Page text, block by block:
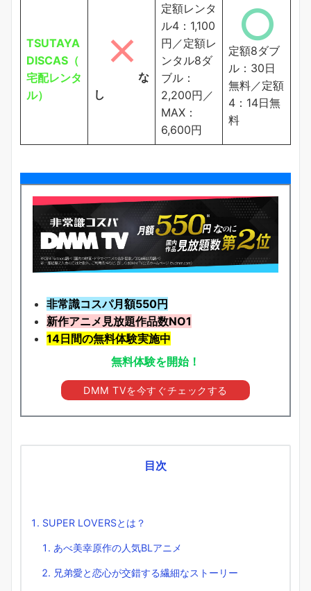
TSUTAYA
DISCAS（
宅配レンタ
ル）
な
し
定額レンタ
ル4：1,100
円／定額レ
ンタル8ダ
ブル：
2,200円／
MAX：
6,600円
定額8ダブ
ル：30日
無料／定額
4：14日無
料
非常識コスパ月額550円
新作アニメ見放題作品数NO1
14日間の無料体験実施中
無料体験を開始！
DMM TVを今すぐチェックする
目次
SUPER LOVERSとは？
あべ美幸原作の人気BLアニメ
兄弟愛と恋心が交錯する繊細なストーリー